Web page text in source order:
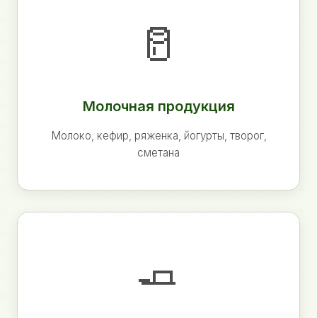
🥛
Молочная продукция
Молоко, кефир, ряженка, йогурты, творог,
сметана
🧈